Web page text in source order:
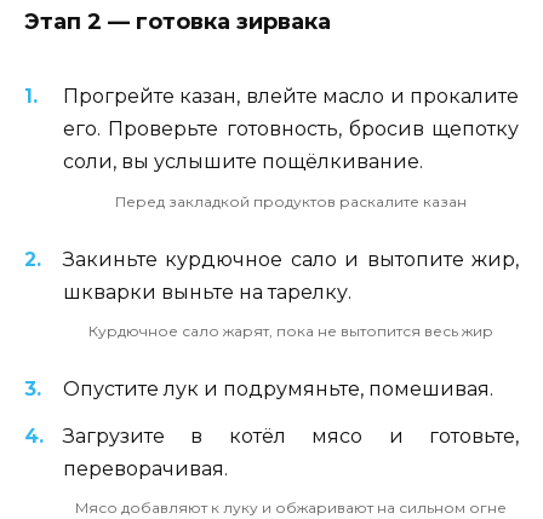
Этап 2 — готовка зирвака
Прогрейте казан, влейте масло и прокалите
его. Проверьте готовность, бросив щепотку
соли, вы услышите пощёлкивание.
Перед закладкой продуктов раскалите казан
Закиньте курдючное сало и вытопите жир,
шкварки выньте на тарелку.
Курдючное сало жарят, пока не вытопится весь жир
Опустите лук и подрумяньте, помешивая.
Загрузите в котёл мясо и готовьте,
переворачивая.
Мясо добавляют к луку и обжаривают на сильном огне